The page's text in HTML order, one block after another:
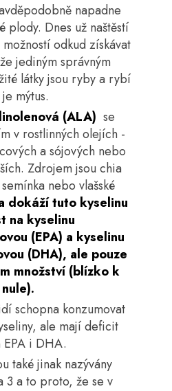
napadne
plody. Dnes už naštěstí
odkud získávat
jediným správným
látky jsou ryby a rybí
mýtus.
(ALA) se
v rostlinných olejích -
a sójových nebo
Zdrojem jsou chia
nebo vlašské
dokáží tuto kyselinu
na kyselinu
(EPA) a kyselinu
(DHA), ale pouze
množství (blízko k
nule).
schopna konzumovat
ale mají deficit
EPA i DHA.
také jinak nazývány
3 a to proto, že se v